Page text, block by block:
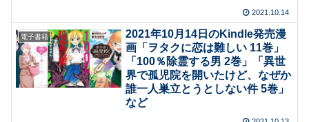
2021.10.14
電子書籍
2021年10月14日のKindle発売漫
画「ヲタクに恋は難しい 11巻」
「100％除霊する男 2巻」「異世
界で孤児院を開いたけど、なぜか
誰一人巣立とうとしない件 5巻」
など